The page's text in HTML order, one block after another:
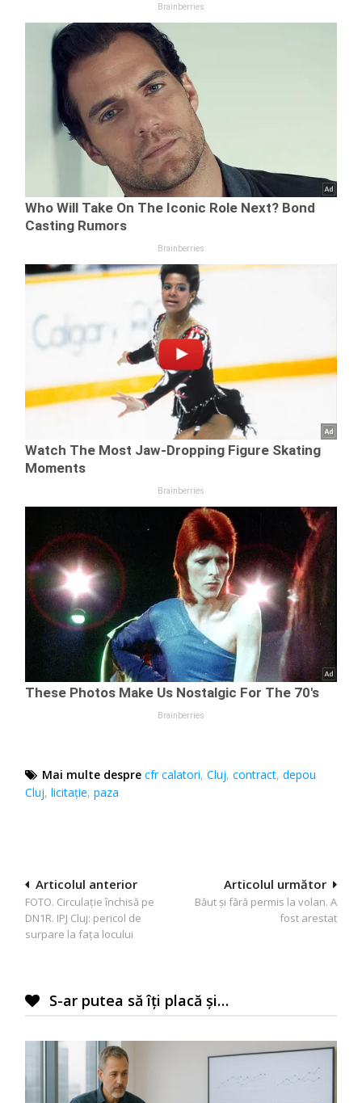
Mai multe despre cfr calatori,Cluj,contract,depou
Cluj,licitație,paza
Navigare
în
articole
Articolul următor
Băut și fără permis la volan. A
fost arestat
Articolul anterior
FOTO. Circulație închisă pe
DN1R. IPJ Cluj: pericol de
surpare la fața locului
S-ar putea să îți placă și…